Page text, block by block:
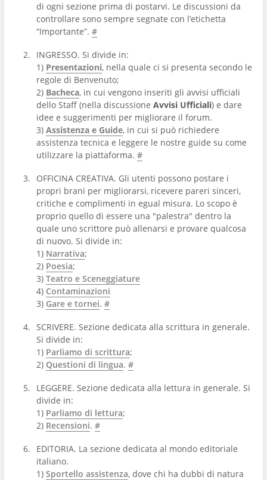
di ogni sezione prima di postarvi. Le discussioni da
controllare sono sempre segnate con l’etichetta
“Importante”. #
INGRESSO. Si divide in:
1) Presentazioni, nella quale ci si presenta secondo le
regole di Benvenuto;
2) Bacheca, in cui vengono inseriti gli avvisi ufficiali
dello Staff (nella discussione Avvisi Ufficiali) e dare
idee e suggerimenti per migliorare il forum.
3) Assistenza e Guide, in cui si può richiedere
assistenza tecnica e leggere le nostre guide su come
utilizzare la piattaforma. #
OFFICINA CREATIVA. Gli utenti possono postare i
propri brani per migliorarsi, ricevere pareri sinceri,
critiche e complimenti in egual misura. Lo scopo è
proprio quello di essere una "palestra" dentro la
quale uno scrittore può allenarsi e provare qualcosa
di nuovo. Si divide in:
1) Narrativa;
2) Poesia;
3) Teatro e Sceneggiature
4) Contaminazioni
3) Gare e tornei. #
SCRIVERE. Sezione dedicata alla scrittura in generale.
Si divide in:
1) Parliamo di scrittura;
2) Questioni di lingua. #
LEGGERE. Sezione dedicata alla lettura in generale. Si
divide in:
1) Parliamo di lettura;
2) Recensioni. #
EDITORIA. La sezione dedicata al mondo editoriale
italiano.
1) Sportello assistenza, dove chi ha dubbi di natura